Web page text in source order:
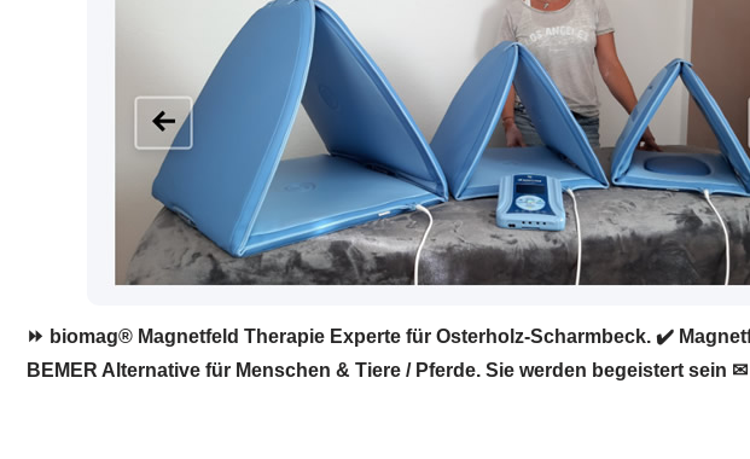
⏩ biomag® Magnetfeld Therapie Experte für Osterholz-Scharmbeck. ✔️
BEMER Alternative für Menschen & Tiere / Pferde. Sie werden begeistert sein